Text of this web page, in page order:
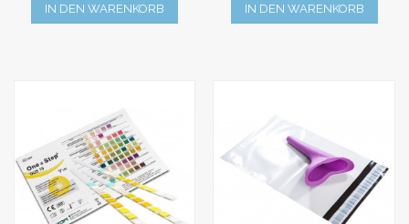
IN DEN WARENKORB IN DEN WARENKORB